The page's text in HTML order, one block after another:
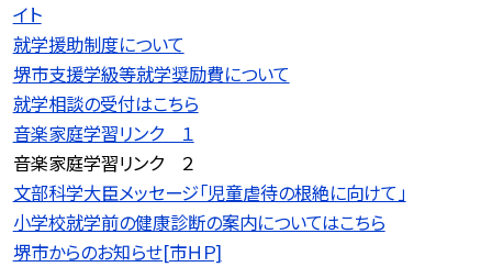
イト
就学援助制度について
堺市支援学級等就学奨励費について
就学相談の受付はこちら
音楽家庭学習リンク １
音楽家庭学習リンク ２
文部科学大臣メッセージ「児童虐待の根絶に向けて」
小学校就学前の健康診断の案内についてはこちら
堺市からのお知らせ[市ＨＰ]